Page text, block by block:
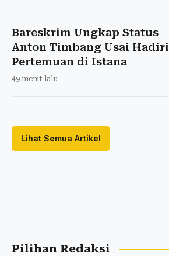
Bareskrim Ungkap Status
Anton Timbang Usai Hadiri
Pertemuan di Istana
49 menit lalu
Lihat Semua Artikel
Pilihan Redaksi